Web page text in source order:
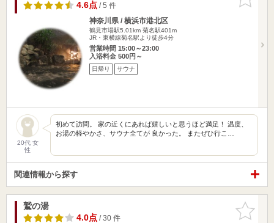
りに追加
4.6点/ 5 件
神奈川県 / 横浜市港北区
鶴見市場駅5.01km 菊名駅401m
JR・東横線菊名駅より徒歩4分
営業時間 15:00～23:00
入浴料金 500円～
日帰り サウナ
20代 女
性
初めて訪問。 家の近くにあれば嬉しいと思うほど満足！ 温度、
お湯の軽やかさ、サウナ全てが 良かった。 またぜひ行こ…
関連情報から探す
お気に入
りに追加
鷲の湯
4.0点/ 30 件